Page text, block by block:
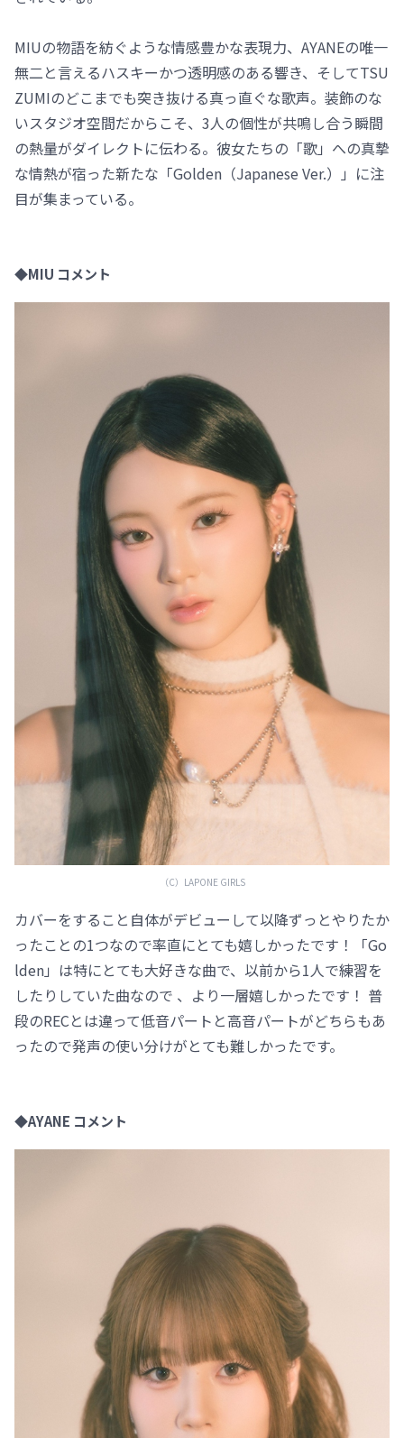
MIUの物語を紡ぐような情感豊かな表現力、AYANEの唯一
無二と言えるハスキーかつ透明感のある響き、そしてTSU
ZUMIのどこまでも突き抜ける真っ直ぐな歌声。装飾のな
いスタジオ空間だからこそ、3人の個性が共鳴し合う瞬間
の熱量がダイレクトに伝わる。彼女たちの「歌」への真摯
な情熱が宿った新たな「Golden（Japanese Ver.）」に注
目が集まっている。
◆MIU コメント
（C）LAPONE GIRLS
カバーをすること自体がデビューして以降ずっとやりたか
ったことの1つなので率直にとても嬉しかったです！「Go
lden」は特にとても大好きな曲で、以前から1人で練習を
したりしていた曲なので 、より一層嬉しかったです！ 普
段のRECとは違って低音パートと高音パートがどちらもあ
ったので発声の使い分けがとても難しかったです。
◆AYANE コメント